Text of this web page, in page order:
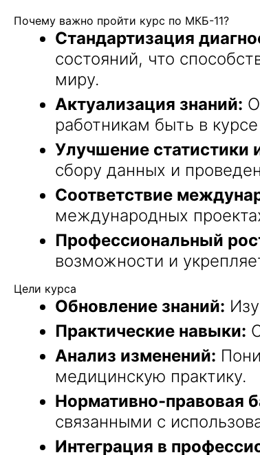
Почему важно пройти курс по МКБ-11?
Стандартизация
состояний, что
миру.
Актуализация знаний:
работникам быть в
Улучшение статистики
сбору данных и
Соответствие
международных
Профессиональный
возможности и
Цели курса
Обновление знаний:
Практические навыки:
Анализ изменений:
медицинскую практику.
Нормативно-правовая
связанными с
Интеграция в